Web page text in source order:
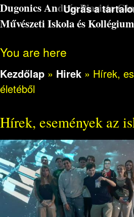
Ugrás a
Dugonics András Piarista
Művészeti Iskola és Kollégium
You are here
Kezdőlap » Hirek » Hírek,
életéből
Hírek, események az